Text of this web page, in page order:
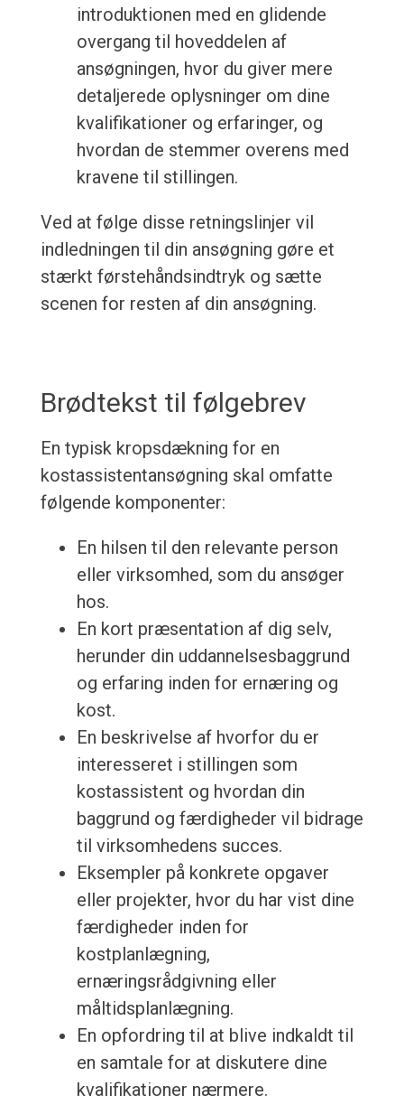
introduktionen med en glidende
overgang til hoveddelen af
ansøgningen, hvor du giver mere
detaljerede oplysninger om dine
kvalifikationer og erfaringer, og
hvordan de stemmer overens med
kravene til stillingen.
Ved at følge disse retningslinjer vil
indledningen til din ansøgning gøre et
stærkt førstehåndsindtryk og sætte
scenen for resten af din ansøgning.
Brødtekst til følgebrev
En typisk kropsdækning for en
kostassistentansøgning skal omfatte
følgende komponenter:
En hilsen til den relevante person
eller virksomhed, som du ansøger
hos.
En kort præsentation af dig selv,
herunder din uddannelsesbaggrund
og erfaring inden for ernæring og
kost.
En beskrivelse af hvorfor du er
interesseret i stillingen som
kostassistent og hvordan din
baggrund og færdigheder vil bidrage
til virksomhedens succes.
Eksempler på konkrete opgaver
eller projekter, hvor du har vist dine
færdigheder inden for
kostplanlægning,
ernæringsrådgivning eller
måltidsplanlægning.
En opfordring til at blive indkaldt til
en samtale for at diskutere dine
kvalifikationer nærmere.